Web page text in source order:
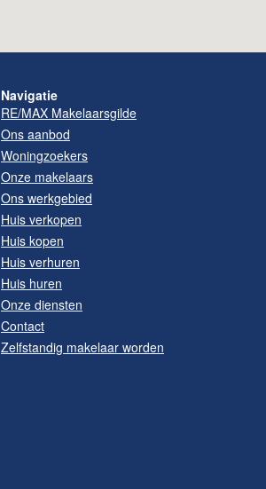
Navigatie
RE/MAX Makelaarsgilde
Ons aanbod
Woningzoekers
Onze makelaars
Ons werkgebied
Huis verkopen
Huis kopen
Huis verhuren
Huis huren
Onze diensten
Contact
Zelfstandig makelaar worden